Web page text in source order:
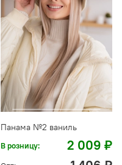
Панама №2 ваниль
В розницу: 2 009 ₽